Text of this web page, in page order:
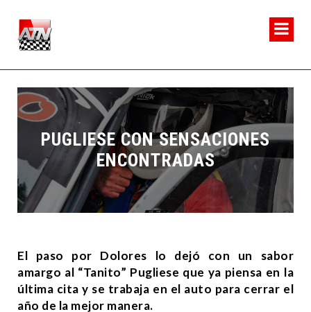
PUGLIESE CON SENSACIONES
ENCONTRADAS
El paso por Dolores lo dejó con un sabor
amargo al “Tanito” Pugliese que ya piensa en la
última cita y se trabaja en el auto para cerrar el
año de la mejor manera.